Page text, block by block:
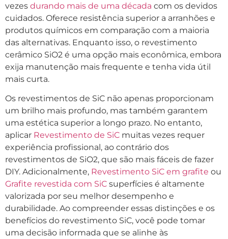
vezes durando mais de uma década com os devidos
cuidados. Oferece resistência superior a arranhões e
produtos químicos em comparação com a maioria
das alternativas. Enquanto isso, o revestimento
cerâmico SiO2 é uma opção mais econômica, embora
exija manutenção mais frequente e tenha vida útil
mais curta.
Os revestimentos de SiC não apenas proporcionam
um brilho mais profundo, mas também garantem
uma estética superior a longo prazo. No entanto,
aplicar Revestimento de SiC muitas vezes requer
experiência profissional, ao contrário dos
revestimentos de SiO2, que são mais fáceis de fazer
DIY. Adicionalmente, Revestimento SiC em grafite ou
Grafite revestida com SiC superfícies é altamente
valorizada por seu melhor desempenho e
durabilidade. Ao compreender essas distinções e os
benefícios do revestimento SiC, você pode tomar
uma decisão informada que se alinhe às